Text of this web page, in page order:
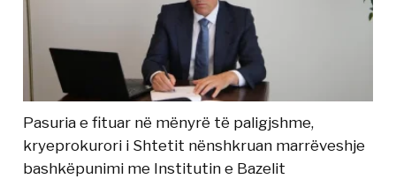
Pasuria e fituar në mënyrë të paligjshme,
kryeprokurori i Shtetit nënshkruan marrëveshje
bashkëpunimi me Institutin e Bazelit